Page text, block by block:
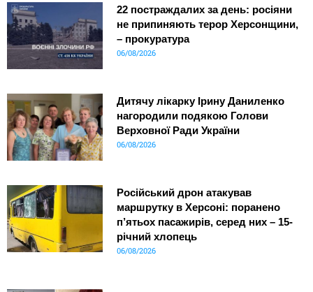
22 постраждалих за день: росіяни
не припиняють терор Херсонщини,
– прокуратура
06/08/2026
Дитячу лікарку Ірину Даниленко
нагородили подякою Голови
Верховної Ради України
06/08/2026
Російський дрон атакував
маршрутку в Херсоні: поранено
п’ятьох пасажирів, серед них – 15-
річний хлопець
06/08/2026